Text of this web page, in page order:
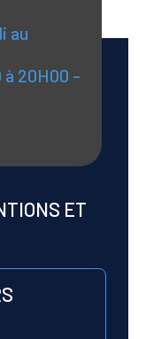
au
20H00 -
ET